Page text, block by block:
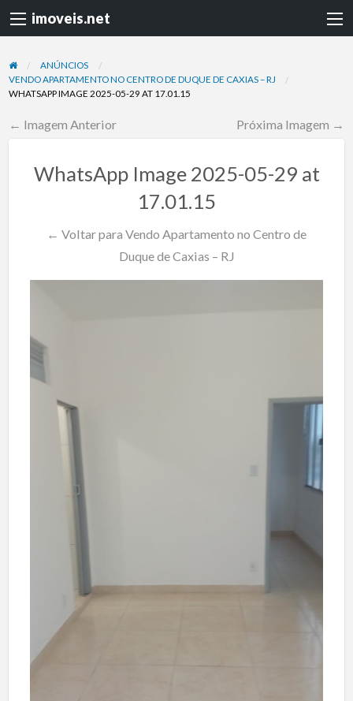
imoveis.net
ANÚNCIOS
VENDO APARTAMENTO NO CENTRO DE DUQUE DE CAXIAS – RJ
WHATSAPP IMAGE 2025-05-29 AT 17.01.15
← Imagem Anterior Próxima Imagem →
WhatsApp Image 2025-05-29 at
17.01.15
← Voltar para Vendo Apartamento no Centro de
Duque de Caxias – RJ